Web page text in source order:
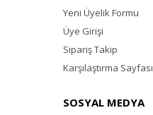
Yeni Üyelik Formu
Üye Girişi
Sipariş Takip
Karşılaştırma Sayfası
SOSYAL MEDYA